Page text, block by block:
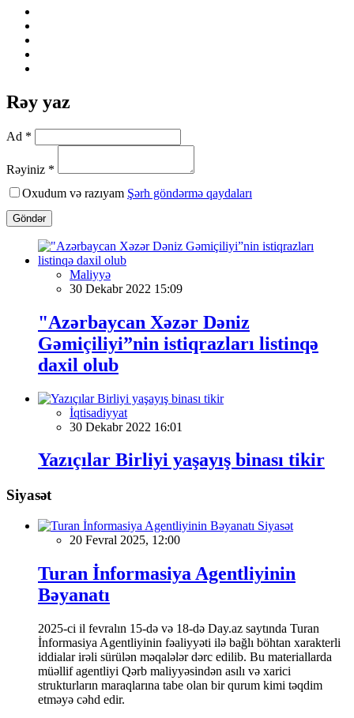
Rəy yaz
Ad *
Rəyiniz *
Oxudum və razıyam Şərh göndərmə qaydaları
Göndər
Maliyyə
30 Dekabr 2022 15:09
"Azərbaycan Xəzər Dəniz
Gəmiçiliyi”nin istiqrazları listinqə
daxil olub
İqtisadiyyat
30 Dekabr 2022 16:01
Yazıçılar Birliyi yaşayış binası tikir
Siyasət
Siyasət
20 Fevral 2025, 12:00
Turan İnformasiya Agentliyinin
Bəyanatı
2025-ci il fevralın 15-də və 18-də Day.az saytında Turan
İnformasiya Agentliyinin fəaliyyəti ilə bağlı böhtan xarakterli
iddialar irəli sürülən məqalələr dərc edilib. Bu materiallarda
müəllif agentliyi Qərb maliyyəsindən asılı və xarici
strukturların maraqlarına tabe olan bir qurum kimi təqdim
etməyə cəhd edir.